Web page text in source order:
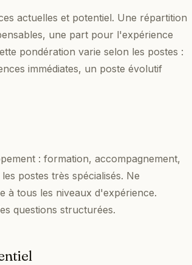
actuelles et potentiel. Une répartition
une part pour l'expérience
pondération varie selon les postes :
immédiates, un poste évolutif
: formation, accompagnement,
postes très spécialisés. Ne
à tous les niveaux d'expérience.
questions structurées.